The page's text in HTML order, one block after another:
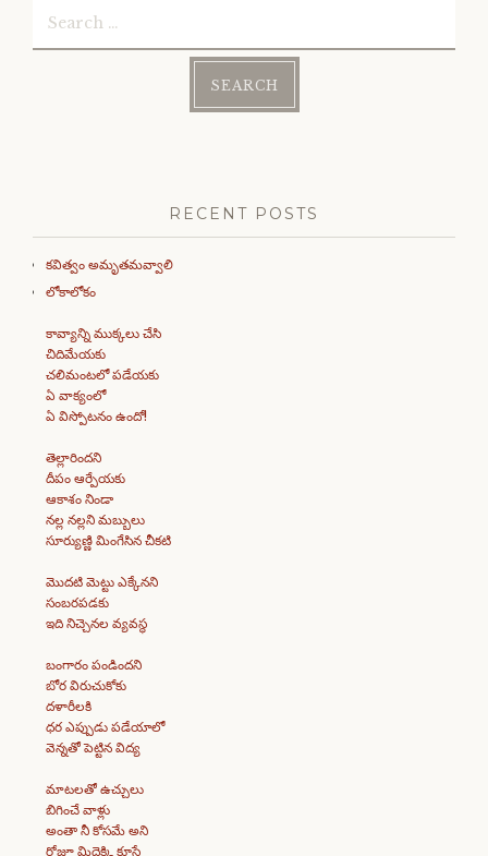
RECENT POSTS
కవిత్వం అమృతమవ్వాలి
లోకాలోకం
కావ్యాన్ని ముక్కలు చేసి
చిదిమేయకు
చలిమంటలో పడేయకు
ఏ వాక్యంలో
ఏ విస్పోటనం ఉందో!
తెల్లారిందని
దీపం ఆర్పేయకు
ఆకాశం నిండా
నల్ల నల్లని మబ్బులు
సూర్యుణ్ణి మింగేసిన చీకటి
మొదటి మెట్టు ఎక్కేనని
సంబరపడకు
ఇది నిచ్చెనల వ్యవస్థ
బంగారం పండిందని
బోర విరుచుకోకు
దళారీలకి
ధర ఎప్పుడు పడేయాలో
వెన్నతో పెట్టిన విద్య
మాటలతో ఉచ్చులు
బిగించే వాళ్లు
అంతా నీ కోసమే అని
రోజూ మిద్దెక్కి కూసే